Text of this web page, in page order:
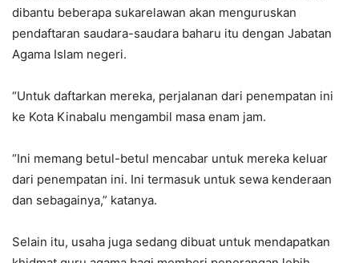
dibantu beberapa sukarelawan akan menguruskan
pendaftaran saudara-saudara baharu itu dengan Jabatan
Agama Islam negeri.
“Untuk daftarkan mereka, perjalanan dari penempatan ini
ke Kota Kinabalu mengambil masa enam jam.
“Ini memang betul-betul mencabar untuk mereka keluar
dari penempatan ini. Ini termasuk untuk sewa kenderaan
dan sebagainya,” katanya.
Selain itu, usaha juga sedang dibuat untuk mendapatkan